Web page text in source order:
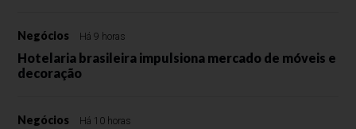
Negócios Há 9 horas
Hotelaria brasileira impulsiona mercado de móveis e
decoração
Negócios Há 10 horas